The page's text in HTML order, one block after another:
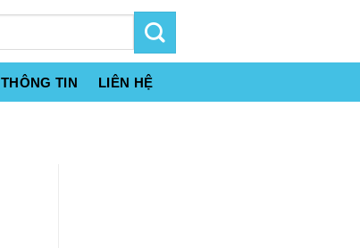
THÔNG TIN LIÊN HỆ